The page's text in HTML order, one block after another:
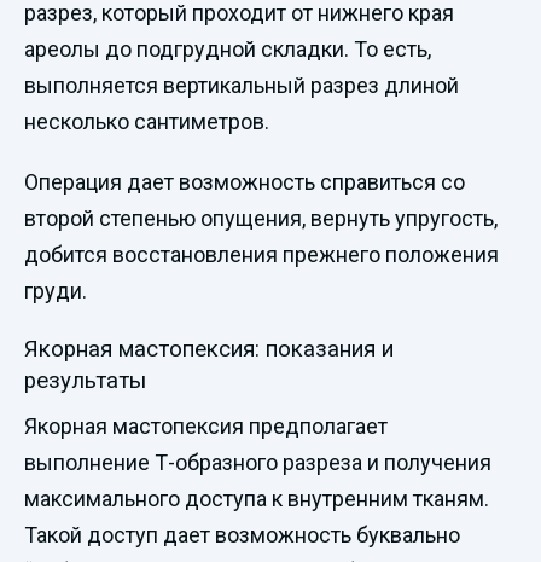
разрез, который проходит от нижнего края
ареолы до подгрудной складки. То есть,
выполняется вертикальный разрез длиной
несколько сантиметров.
Операция дает возможность справиться со
второй степенью опущения, вернуть упругость,
добится восстановления прежнего положения
груди.
Якорная мастопексия: показания и
результаты
Якорная мастопексия предполагает
выполнение Т-образного разреза и получения
максимального доступа к внутренним тканям.
Такой доступ дает возможность буквально